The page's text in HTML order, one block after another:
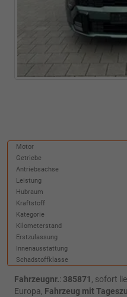
Motor
Getriebe
Antriebsachse
Leistung
Hubraum
Kraftstoff
Kategorie
Kilometerstand
Erstzulassung
Innenausstattung
Schadstoffklasse
Fahrzeugnr.: 385871, sofort
Europa, Fahrzeug mit